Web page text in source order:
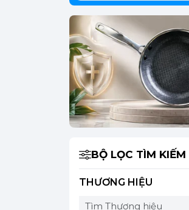
BỘ LỌC TÌM KIẾM
THƯƠNG HIỆU